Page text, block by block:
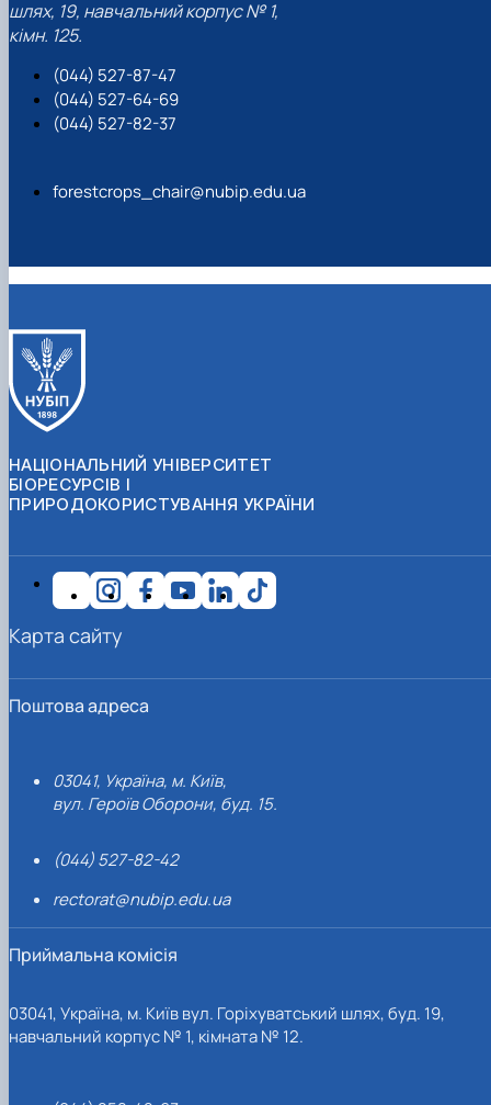
шлях, 19, навчальний корпус № 1,
кімн. 125.
(044) 527-87-47
(044) 527-64-69
(044) 527-82-37
forestcrops_chair@nubip.edu.ua
НАЦІОНАЛЬНИЙ УНІВЕРСИТЕТ
БІОРЕСУРСІВ І
ПРИРОДОКОРИСТУВАННЯ УКРАЇНИ
Поштова адреса
03041, Україна, м. Київ,
вул. Героїв Оборони, буд. 15.
(044) 527-82-42
rectorat@nubip.edu.ua
Приймальна комісія
03041, Україна, м. Київ вул. Горіхуватський шлях, буд. 19,
навчальний корпус № 1, кімната № 12.
Карта сайту